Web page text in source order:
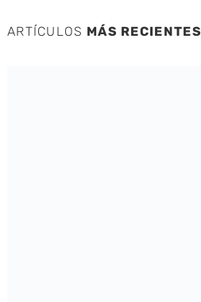
ARTÍCULOS MÁS RECIENTES